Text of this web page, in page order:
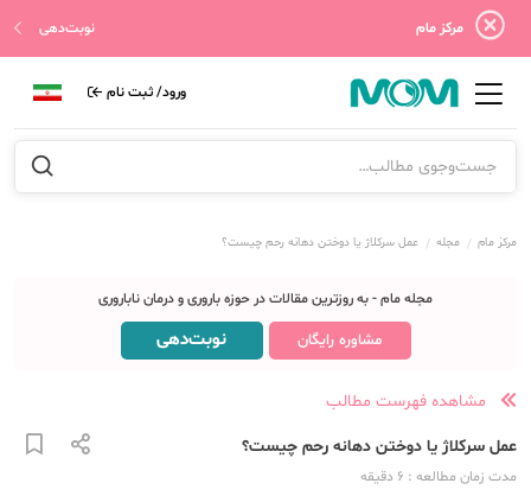
مرکز مام نوبت‌دهی
ورود/ ثبت نام
مرکز مام مجله عمل سرکلاژ یا دوختن دهانه رحم چیست؟
مجله مام - به روزترین مقالات در حوزه باروری و درمان ناباروری
مشاوره رایگان نوبت‌دهی
مشاهده فهرست مطالب
عمل سرکلاژ یا دوختن دهانه رحم چیست؟
مدت زمان مطالعه : 6 دقیقه